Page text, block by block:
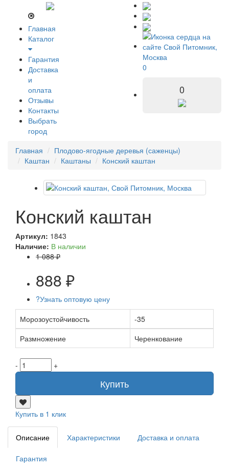
Главная
Каталог
Гарантия
Доставка
и
оплата
Отзывы
Контакты
Выбрать
город
0
0
Главная
Плодово-ягодные деревья (саженцы)
Каштан
Каштаны Конский каштан
Конский каштан
Артикул: 1843
Наличие: В наличии
1 088 ₽
888 ₽
?Узнать оптовую цену
Морозоустойчивость
-35
Размножение
Черенкование
- +
Купить
Купить в 1 клик
Описание Характеристики Доставка и оплата
Гарантия